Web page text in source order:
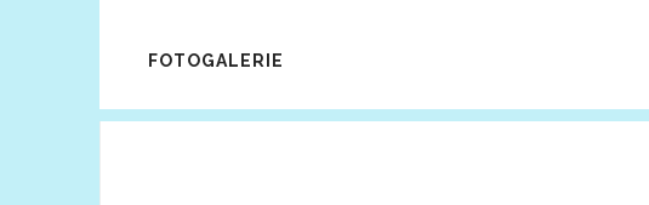
FOTOGALERIE